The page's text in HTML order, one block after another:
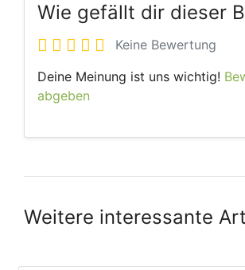
Wie gefällt dir dieser
Keine Bewertung
Deine Meinung ist uns wichtig!
abgeben
Weitere interessante